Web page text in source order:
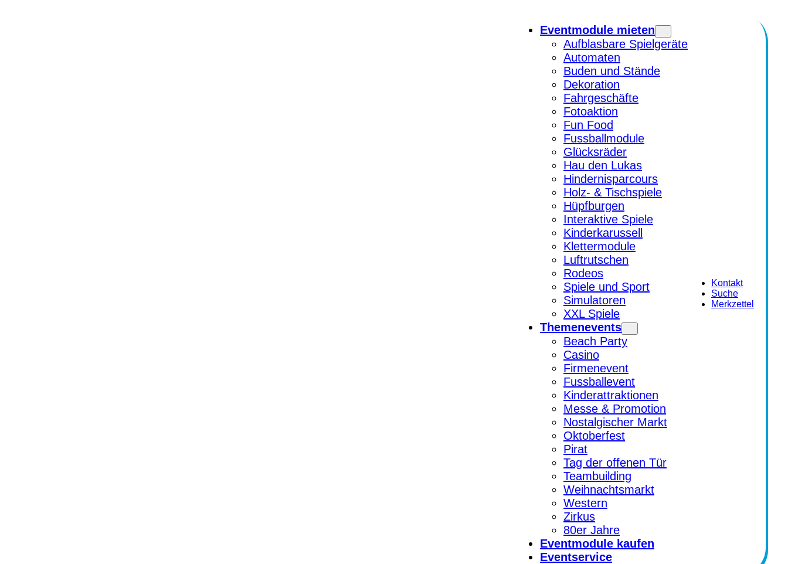
Eventmodule mieten
Aufblasbare Spielgeräte
Automaten
Buden und Stände
Dekoration
Fahrgeschäfte
Fotoaktion
Fun Food
Fussballmodule
Glücksräder
Hau den Lukas
Hindernisparcours
Holz- & Tischspiele
Hüpfburgen
Interaktive Spiele
Kinderkarussell
Klettermodule
Luftrutschen
Rodeos
Spiele und Sport
Simulatoren
XXL Spiele
Themenevents
Beach Party
Casino
Firmenevent
Fussballevent
Kinderattraktionen
Messe & Promotion
Nostalgischer Markt
Oktoberfest
Pirat
Tag der offenen Tür
Teambuilding
Weihnachtsmarkt
Western
Zirkus
80er Jahre
Eventmodule kaufen
Eventservice
Kontakt
Suche
Merkzettel